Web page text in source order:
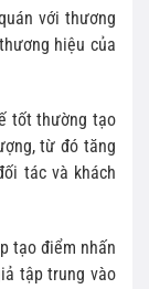
với thương
hiệu của
tốt thường tạo
từ đó tăng
tác và khách
tạo điểm nhấn
tập trung vào